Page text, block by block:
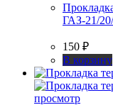
ГАЗ-21/
150 ₽
В корзину
просмотр